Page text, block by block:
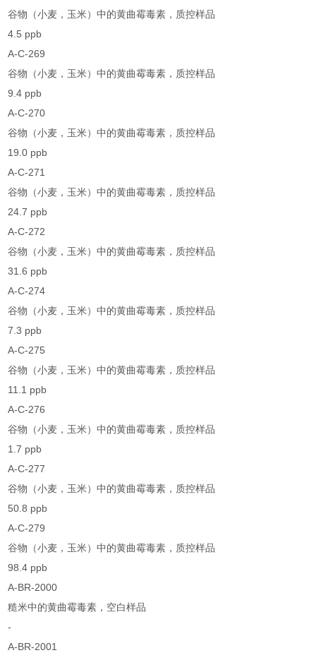
谷物（小麦，玉米）中的黄曲霉毒素，质控样品
4.5 ppb
A-C-269
谷物（小麦，玉米）中的黄曲霉毒素，质控样品
9.4 ppb
A-C-270
谷物（小麦，玉米）中的黄曲霉毒素，质控样品
19.0 ppb
A-C-271
谷物（小麦，玉米）中的黄曲霉毒素，质控样品
24.7 ppb
A-C-272
谷物（小麦，玉米）中的黄曲霉毒素，质控样品
31.6 ppb
A-C-274
谷物（小麦，玉米）中的黄曲霉毒素，质控样品
7.3 ppb
A-C-275
谷物（小麦，玉米）中的黄曲霉毒素，质控样品
11.1 ppb
A-C-276
谷物（小麦，玉米）中的黄曲霉毒素，质控样品
1.7 ppb
A-C-277
谷物（小麦，玉米）中的黄曲霉毒素，质控样品
50.8 ppb
A-C-279
谷物（小麦，玉米）中的黄曲霉毒素，质控样品
98.4 ppb
A-BR-2000
糙米中的黄曲霉毒素，空白样品
-
A-BR-2001